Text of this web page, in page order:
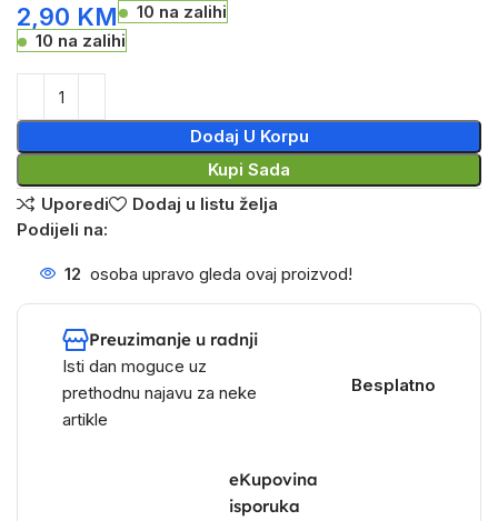
2,90 KM
10 na zalihi
10 na zalihi
Dodaj U Korpu
Kupi Sada
Uporedi
Dodaj u listu želja
Podijeli na:
12 osoba upravo gleda ovaj proizvod!
Preuzimanje u radnji
Isti dan moguce uz
prethodnu najavu za neke
artikle
Besplatno
eKupovina
isporuka